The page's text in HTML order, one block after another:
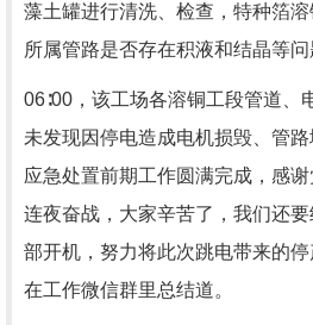
藻土罐进行清洗、检查，特种箔
所属管路是否存在积液和结晶等问
06∶00，该工场各溶铜工段管道、
未发现因停电造成电机损毁、管
应急处置前期工作圆满完成，感
连夜奋战，大家辛苦了，我们还
部开机，努力将此次跳电带来的
在工作微信群里总结道。